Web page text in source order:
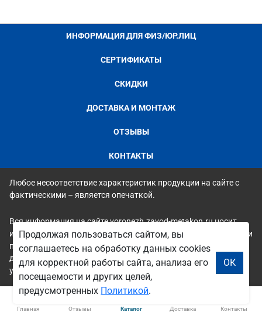
ИНФОРМАЦИЯ ДЛЯ ФИЗ/ЮР.ЛИЦ
СЕРТИФИКАТЫ
СКИДКИ
ДОСТАВКА И МОНТАЖ
ОТЗЫВЫ
КОНТАКТЫ
Любое несоответствие характеристик продукции на сайте с
фактическими – является опечаткой.
Вся информация на сайте voronezh.zavod-metakon.ru носит
исключительно ознакомительный и справочный характер и ни
при каких условиях не является публичной офертой. Всю
дополнительную информацию можно узнать по телефонам
указанным на сайте.
Главная Отзывы Каталог Доставка Контакты
Продолжая пользоваться сайтом, вы
соглашаетесь на обработку данных cookies
для корректной работы сайта, анализа его
посещаемости и других целей,
предусмотренных Политикой.
ОК